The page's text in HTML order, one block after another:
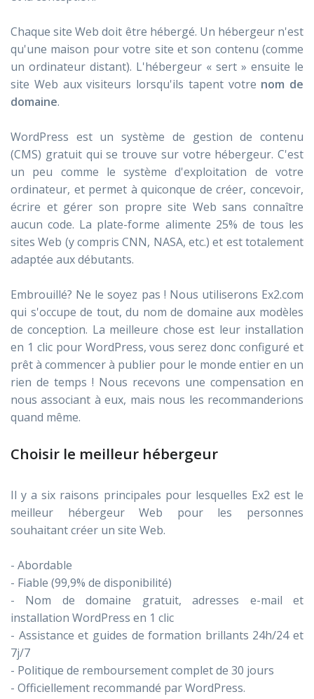
Chaque site Web doit être hébergé. Un hébergeur n'est
qu'une maison pour votre site et son contenu (comme
un ordinateur distant). L'hébergeur « sert » ensuite le
site Web aux visiteurs lorsqu'ils tapent votre nom de
domaine.
WordPress est un système de gestion de contenu
(CMS) gratuit qui se trouve sur votre hébergeur. C'est
un peu comme le système d'exploitation de votre
ordinateur, et permet à quiconque de créer, concevoir,
écrire et gérer son propre site Web sans connaître
aucun code. La plate-forme alimente 25% de tous les
sites Web (y compris CNN, NASA, etc.) et est totalement
adaptée aux débutants.
Embrouillé? Ne le soyez pas ! Nous utiliserons Ex2.com
qui s'occupe de tout, du nom de domaine aux modèles
de conception. La meilleure chose est leur installation
en 1 clic pour WordPress, vous serez donc configuré et
prêt à commencer à publier pour le monde entier en un
rien de temps ! Nous recevons une compensation en
nous associant à eux, mais nous les recommanderions
quand même.
Choisir le meilleur hébergeur
Il y a six raisons principales pour lesquelles Ex2 est le
meilleur hébergeur Web pour les personnes
souhaitant créer un site Web.
- Abordable
- Fiable (99,9% de disponibilité)
- Nom de domaine gratuit, adresses e-mail et
installation WordPress en 1 clic
- Assistance et guides de formation brillants 24h/24 et
7j/7
- Politique de remboursement complet de 30 jours
- Officiellement recommandé par WordPress.